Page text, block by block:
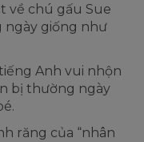
về chú gấu Sue
ngày giống như
Anh vui nhộn
bị thường ngày
răng của “nhân